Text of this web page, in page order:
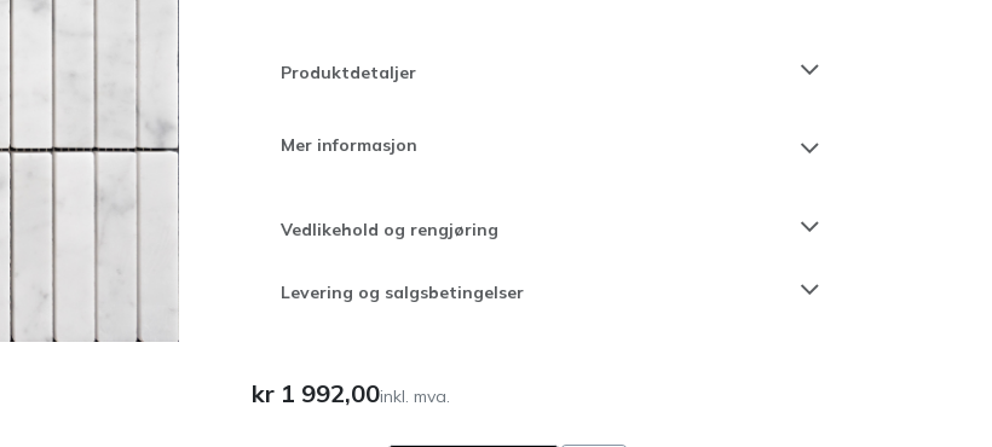
Produktdetaljer
Mer informasjon
Vedlikehold og rengjøring
Levering og salgsbetingelser
kr 1 992,00inkl. mva.